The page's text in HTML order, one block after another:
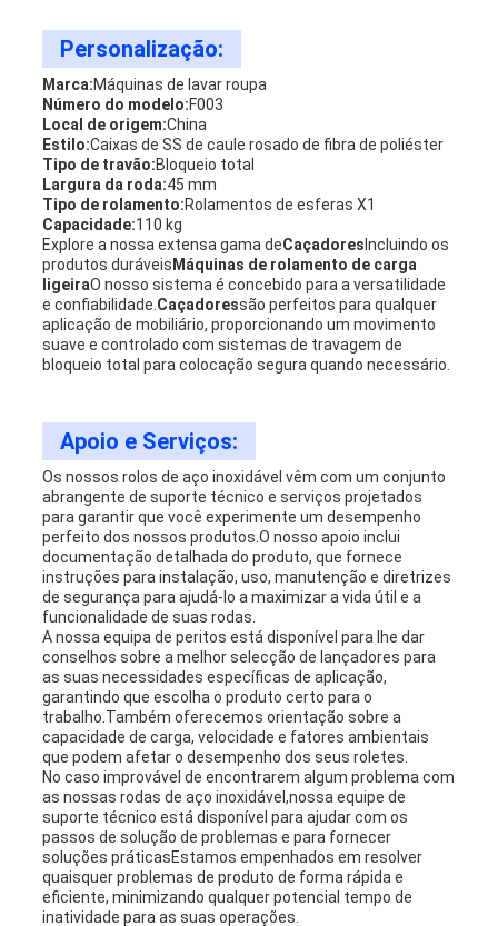
Personalização:
Marca:Máquinas de lavar roupa
Número do modelo:F003
Local de origem:China
Estilo:Caixas de SS de caule rosado de fibra de poliéster
Tipo de travão:Bloqueio total
Largura da roda:45 mm
Tipo de rolamento:Rolamentos de esferas X1
Capacidade:110 kg
Explore a nossa extensa gama deCaçadores Incluindo os
produtos duráveis Máquinas de rolamento de carga
ligeiraO nosso sistema é concebido para a versatilidade
e confiabilidade.Caçadoressão perfeitos para qualquer
aplicação de mobiliário, proporcionando um movimento
suave e controlado com sistemas de travagem de
bloqueio total para colocação segura quando necessário.
Apoio e Serviços:
Os nossos rolos de aço inoxidável vêm com um conjunto
abrangente de suporte técnico e serviços projetados
para garantir que você experimente um desempenho
perfeito dos nossos produtos.O nosso apoio inclui
documentação detalhada do produto, que fornece
instruções para instalação, uso, manutenção e diretrizes
de segurança para ajudá-lo a maximizar a vida útil e a
funcionalidade de suas rodas.
A nossa equipa de peritos está disponível para lhe dar
conselhos sobre a melhor selecção de lançadores para
as suas necessidades específicas de aplicação,
garantindo que escolha o produto certo para o
trabalho.Também oferecemos orientação sobre a
capacidade de carga, velocidade e fatores ambientais
que podem afetar o desempenho dos seus roletes.
No caso improvável de encontrarem algum problema com
as nossas rodas de aço inoxidável,nossa equipe de
suporte técnico está disponível para ajudar com os
passos de solução de problemas e para fornecer
soluções práticasEstamos empenhados em resolver
quaisquer problemas de produto de forma rápida e
eficiente, minimizando qualquer potencial tempo de
inatividade para as suas operações.